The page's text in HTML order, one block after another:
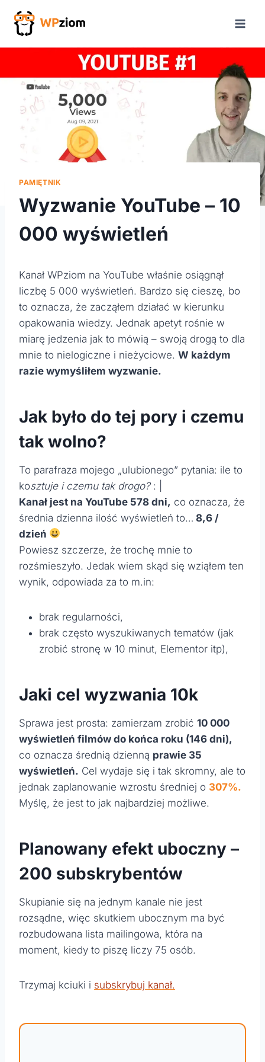
treści
PAMIĘTNIK
Wyzwanie YouTube – 10
000 wyświetleń
Kanał WPziom na YouTube właśnie osiągnął
liczbę 5 000 wyświetleń. Bardzo się cieszę, bo
to oznacza, że zacząłem działać w kierunku
opakowania wiedzy. Jednak apetyt rośnie w
miarę jedzenia jak to mówią – swoją drogą to dla
mnie to nielogiczne i nieżyciowe. W każdym
razie wymyśliłem wyzwanie.
Jak było do tej pory i czemu
tak wolno?
To parafraza mojego „ulubionego” pytania: ile to
kosztuje i czemu tak drogo?: |
Kanał jest na YouTube 578 dni, co oznacza, że
średnia dzienna ilość wyświetleń to… 8,6 /
dzień
Powiesz szczerze, że trochę mnie to
rozśmieszyło. Jedak wiem skąd się wziąłem ten
wynik, odpowiada za to m.in:
brak regularności,
brak często wyszukiwanych tematów (jak
zrobić stronę w 10 minut, Elementor itp),
Jaki cel wyzwania 10k
Sprawa jest prosta: zamierzam zrobić 10 000
wyświetleń filmów do końca roku (146 dni),
co oznacza średnią dzienną prawie 35
wyświetleń. Cel wydaje się i tak skromny, ale to
jednak zaplanowanie wzrostu średniej o 307%.
Myślę, że jest to jak najbardziej możliwe.
Planowany efekt uboczny –
200 subskrybentów
Skupianie się na jednym kanale nie jest
rozsądne, więc skutkiem ubocznym ma być
rozbudowana lista mailingowa, która na
moment, kiedy to piszę liczy 75 osób.
Trzymaj kciuki i subskrybuj kanał.